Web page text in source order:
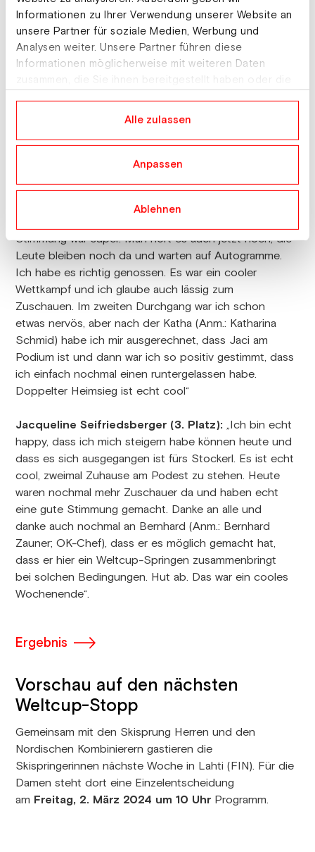
Informationen zu Ihrer Verwendung unserer Website an
unsere Partner für soziale Medien, Werbung und
Analysen weiter. Unsere Partner führen diese
Informationen möglicherweise mit weiteren Daten
zusammen, die Sie ihnen bereitgestellt haben oder die
Alle zulassen
Anpassen
Ablehnen
schafft heute mit einem tollen zweiten Durchgang den
Sprung in die Top-10 als Siebte. Sara Marita Kramer
verbesserte sich ebenfalls und belegt Position 12. Die
Oberösterreicherin Julia Mühlbacher beendete die
zweite Einzelentscheidung als 16. und Chiara Kreuzer
als 23. Die Österreicherinnen bauen somit den
derzeit einen Vorsprung von 345 Punkten auf
Slowenien.
Eindrücke aus Hinzenbach
Stimmung war super. Man hört es auch jetzt noch, die
Leute bleiben noch da und warten auf Autogramme.
Ich habe es richtig genossen. Es war ein cooler
Wettkampf und ich glaube auch lässig zum
Zuschauen. Im zweiten Durchgang war ich schon
etwas nervös, aber nach der Katha (Anm.: Katharina
Schmid) habe ich mir ausgerechnet, dass Jaci am
Podium ist und dann war ich so positiv gestimmt, dass
ich einfach nochmal einen runtergelassen habe.
Doppelter Heimsieg ist echt cool“
Jacqueline Seifriedsberger (3. Platz): „Ich bin echt
happy, dass ich mich steigern habe können heute und
dass es sich ausgegangen ist fürs Stockerl. Es ist echt
cool, zweimal Zuhause am Podest zu stehen. Heute
waren nochmal mehr Zuschauer da und haben echt
eine gute Stimmung gemacht. Danke an alle und
danke auch nochmal an Bernhard (Anm.: Bernhard
Zauner; OK-Chef), dass er es möglich gemacht hat,
dass er hier ein Weltcup-Springen zusammenbringt
bei solchen Bedingungen. Hut ab. Das war ein cooles
Wochenende“.
Ergebnis
Vorschau auf den nächsten
Weltcup-Stopp
Gemeinsam mit den Skisprung Herren und den
Nordischen Kombinierern gastieren die
Skispringerinnen nächste Woche in Lahti (FIN). Für die
Damen steht dort eine Einzelentscheidung
am Freitag, 2. März 2024 um 10 UhrProgramm.